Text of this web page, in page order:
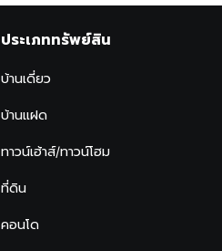
ประเภททรัพย์สิน
บ้านเดี่ยว
บ้านแฝด
ทาวน์เฮ้าส์/ทาวน์โฮม
ที่ดิน
คอนโด